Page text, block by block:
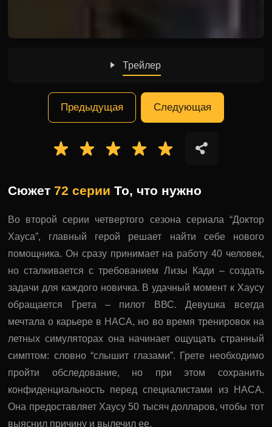
Трейлер
Предыдущая Следующая
Сюжет 72 серии То, что нужно
Во второй серии четвертого сезона сериала “Доктор
Хауса”, главный герой решает найти себе нового
помощника. Он сразу принимает на работу 40 человек,
но сталкивается с требованием Лизы Кади – создать
задачи для каждого новичка. В удачный момент к Хаусу
обращается Грета – пилот ВВС. Девушка всегда
мечтала о карьере в НАСА, но во время тренировок на
летных симуляторах она начинает ощущать странный
симптом: словно “слышит глазами”. Грете необходимо
пройти обследование, но при этом сохранить
конфиденциальность перед специалистами из НАСА.
Она предоставляет Хаусу 50 тысяч долларов, чтобы тот
выяснил причину и вылечил ее.